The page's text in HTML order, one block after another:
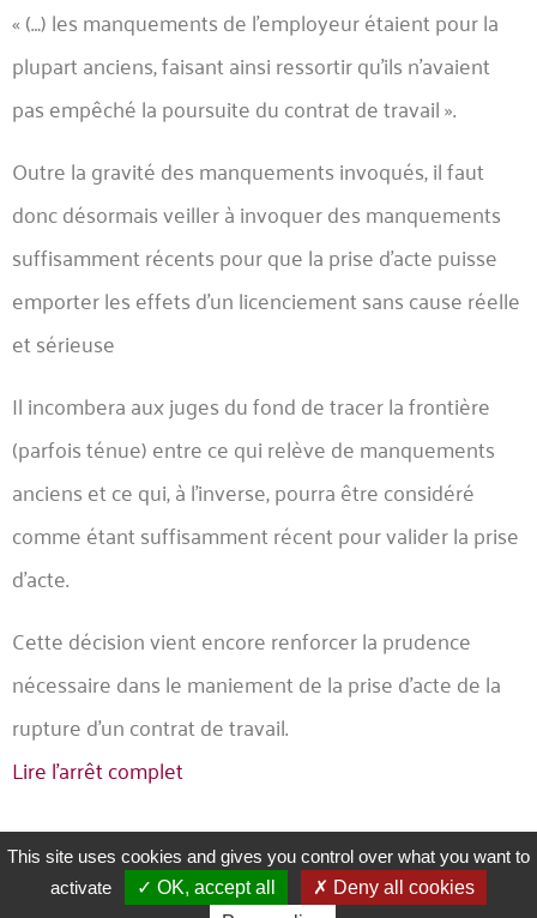
« (…) les manquements de l’employeur étaient pour la
plupart anciens, faisant ainsi ressortir qu’ils n’avaient
pas empêché la poursuite du contrat de travail ».
Outre la gravité des manquements invoqués, il faut
donc désormais veiller à invoquer des manquements
suffisamment récents pour que la prise d’acte puisse
emporter les effets d’un licenciement sans cause réelle
et sérieuse
Il incombera aux juges du fond de tracer la frontière
(parfois ténue) entre ce qui relève de manquements
anciens et ce qui, à l’inverse, pourra être considéré
comme étant suffisamment récent pour valider la prise
d’acte.
Cette décision vient encore renforcer la prudence
nécessaire dans le maniement de la prise d’acte de la
rupture d’un contrat de travail.
Lire l’arrêt complet
ARTICLE SUIVANT
This site uses cookies and gives you control over what you want to
activate
OK, accept all
Deny all cookies